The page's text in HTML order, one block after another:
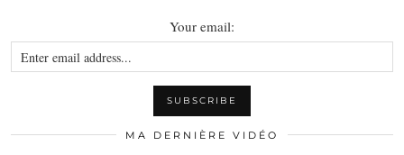
Your email:
MA DERNIÈRE VIDÉO